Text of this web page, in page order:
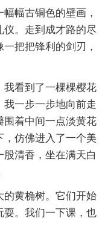
幅古铜色的壁画，
。走到成才路的尽
把把锋利的剑刃，
我看到了一棵棵樱花
一步一步地向前走
围着中间一点淡黄花
仿佛进入了一个美
清香，坐在满天白
的黄桷树。它们开始
耍。我们一下课，也